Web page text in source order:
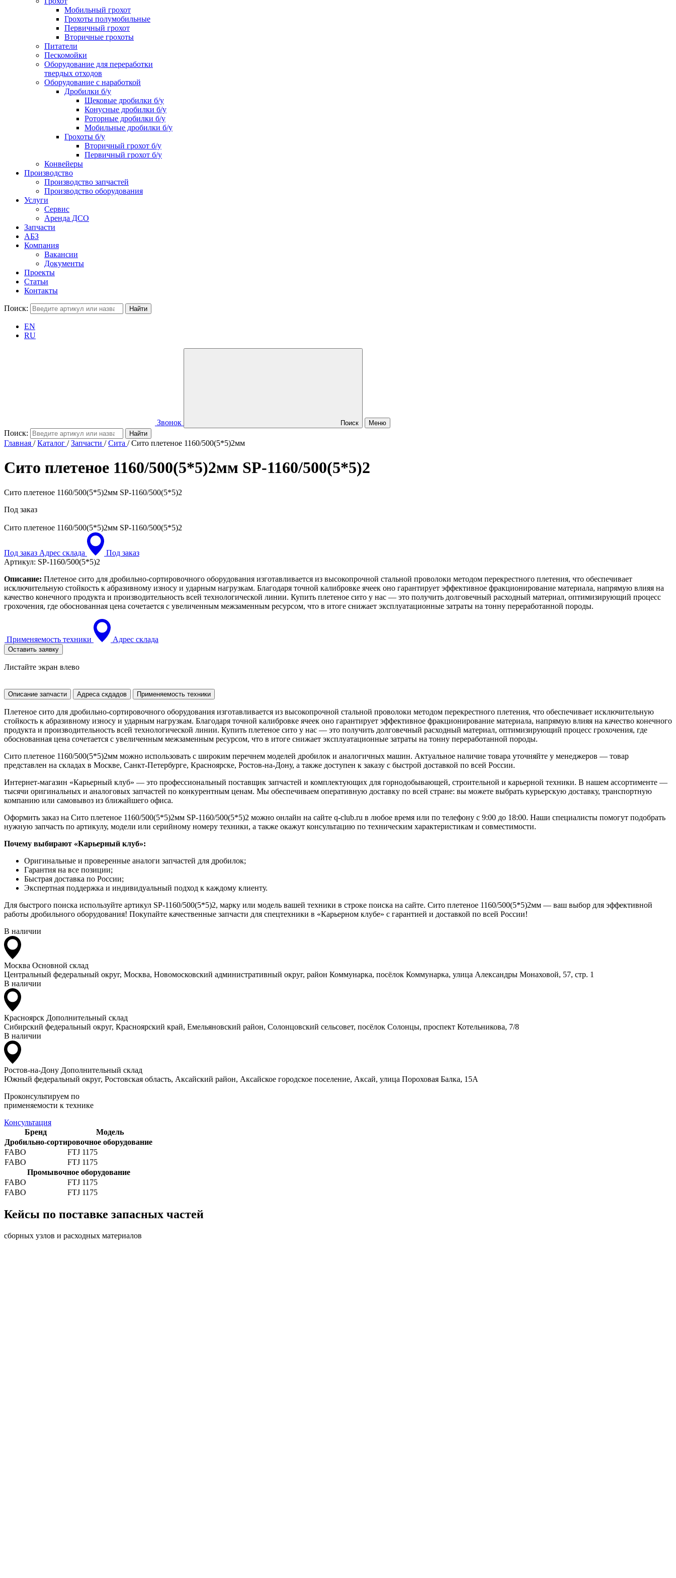
Мобильный грохот
Грохоты полумобильные
Первичный грохот
Вторичные грохоты
Питатели
Пескомойки
Оборудование для переработки
твердых отходов
Оборудование с наработкой
Дробилки б/у
Щековые дробилки б/у
Конусные дробилки б/у
Роторные дробилки б/у
Мобильные дробилки б/у
Грохоты б/у
Вторичный грохот б/у
Первичный грохот б/у
Конвейеры
Производство
Производство запчастей
Производство оборудования
Услуги
Сервис
Аренда ДСО
Запчасти
АБЗ
Компания
Вакансии
Документы
Проекты
Статьи
Контакты
Поиск:
EN
RU
Звонок Поиск Меню
Поиск:
Главная /Каталог /Запчасти /Сита /Сито плетеное 1160/500(5*5)2мм
Сито плетеное 1160/500(5*5)2мм SP-1160/500(5*5)2
Сито плетеное 1160/500(5*5)2мм SP-1160/500(5*5)2
Под заказ
Сито плетеное 1160/500(5*5)2мм SP-1160/500(5*5)2
Под заказ Адрес склада
Под заказ
Артикул: SP-1160/500(5*5)2
Описание: Плетеное сито для дробильно-сортировочного оборудования изготавливается из высокопрочной стальной проволоки методом перекрестного плетения, что обеспечивает
исключительную стойкость к абразивному износу и ударным нагрузкам. Благодаря точной калибровке ячеек оно гарантирует эффективное фракционирование материала, напрямую влияя на
качество конечного продукта и производительность всей технологической линии. Купить плетеное сито у нас — это получить долговечный расходный материал, оптимизирующий процесс
грохочения, где обоснованная цена сочетается с увеличенным межзаменным ресурсом, что в итоге снижает эксплуатационные затраты на тонну переработанной породы.
Применяемость техники Адрес склада
Оставить заявку
Листайте экран влево
Описание запчасти Адреса скдадов Применяемость техники
Плетеное сито для дробильно-сортировочного оборудования изготавливается из высокопрочной стальной проволоки методом перекрестного плетения, что обеспечивает исключительную
стойкость к абразивному износу и ударным нагрузкам. Благодаря точной калибровке ячеек оно гарантирует эффективное фракционирование материала, напрямую влияя на качество конечного
продукта и производительность всей технологической линии. Купить плетеное сито у нас — это получить долговечный расходный материал, оптимизирующий процесс грохочения, где
обоснованная цена сочетается с увеличенным межзаменным ресурсом, что в итоге снижает эксплуатационные затраты на тонну переработанной породы.
Сито плетеное 1160/500(5*5)2мм можно использовать с широким перечнем моделей дробилок и аналогичных машин. Актуальное наличие товара уточняйте у менеджеров — товар
представлен на складах в Москве, Санкт-Петербурге, Красноярске, Ростов-на-Дону, а также доступен к заказу с быстрой доставкой по всей России.
Интернет-магазин «Карьерный клуб» — это профессиональный поставщик запчастей и комплектующих для горнодобывающей, строительной и карьерной техники. В нашем ассортименте —
тысячи оригинальных и аналоговых запчастей по конкурентным ценам. Мы обеспечиваем оперативную доставку по всей стране: вы можете выбрать курьерскую доставку, транспортную
компанию или самовывоз из ближайшего офиса.
Оформить заказ на Сито плетеное 1160/500(5*5)2мм SP-1160/500(5*5)2 можно онлайн на сайте q-club.ru в любое время или по телефону с 9:00 до 18:00. Наши специалисты помогут подобрать
нужную запчасть по артикулу, модели или серийному номеру техники, а также окажут консультацию по техническим характеристикам и совместимости.
Почему выбирают «Карьерный клуб»:
Оригинальные и проверенные аналоги запчастей для дробилок;
Гарантия на все позиции;
Быстрая доставка по России;
Экспертная поддержка и индивидуальный подход к каждому клиенту.
Для быстрого поиска используйте артикул SP-1160/500(5*5)2, марку или модель вашей техники в строке поиска на сайте. Сито плетеное 1160/500(5*5)2мм — ваш выбор для эффективной
работы дробильного оборудования! Покупайте качественные запчасти для спецтехники в «Карьерном клубе» с гарантией и доставкой по всей России!
В наличии
Москва Основной склад
Центральный федеральный округ, Москва, Новомосковский административный округ, район Коммунарка, посёлок Коммунарка, улица Александры Монаховой, 57, стр. 1
В наличии
Красноярск Дополнительный склад
Сибирский федеральный округ, Красноярский край, Емельяновский район, Солонцовский сельсовет, посёлок Солонцы, проспект Котельникова, 7/8
В наличии
Ростов-на-Дону Дополнительный склад
Южный федеральный округ, Ростовская область, Аксайский район, Аксайское городское поселение, Аксай, улица Пороховая Балка, 15А
Проконсультируем по
применяемости к технике
Консультация
Бренд
Модель
Дробильно-сортировочное оборудование
FABO
FTJ 1175
FABO
FTJ 1175
Промывочное оборудование
FABO
FTJ 1175
FABO
FTJ 1175
Кейсы по поставке запасных частей
сборных узлов и расходных материалов